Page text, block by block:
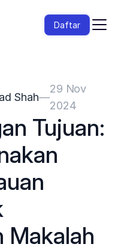
Daftar
Shah—
29 Nov
2024
Tujuan:
Makalah